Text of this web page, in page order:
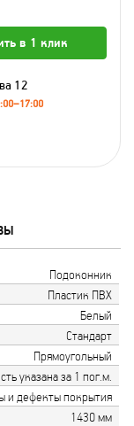
в 1 клик
12
Подоконник
Пластик ПВХ
Белый
Стандарт
Прямоугольный
указана за 1 пог.м.
и дефекты покрытия
1430 мм